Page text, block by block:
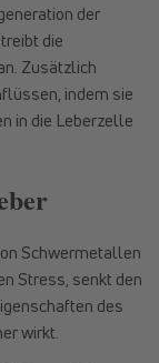
der
die
Zusätzlich
indem sie
in die Leberzelle
Schwermetallen
Stress, senkt den
des
wirkt.